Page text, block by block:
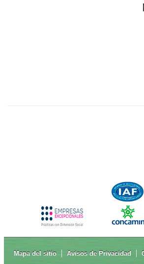
Mapa del sitio Avisos de Privacidad